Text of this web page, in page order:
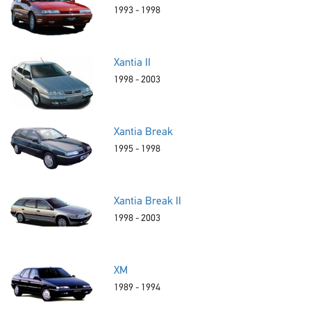
1993 - 1998
Xantia II
1998 - 2003
Xantia Break
1995 - 1998
Xantia Break II
1998 - 2003
XM
1989 - 1994